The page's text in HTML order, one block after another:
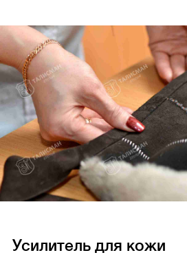
Усилитель для кожи